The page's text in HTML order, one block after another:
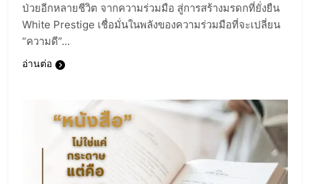
ป่วยอีกหลายชีวิต จากความร่วมมือ สู่การสร้างมรดกที่ยั่งยืน
White Prestige เชื่อมั่นในพลังของความร่วมมือที่จะเปลี่ยน
“ความดี”…
อ่านต่อ